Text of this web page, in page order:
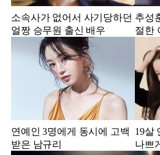
소속사가 없어서 사기당하던
얼짱 승무원 출신 배우
추성
절한
연예인 3명에게 동시에 고백
받은 남규리
19살
나쁘